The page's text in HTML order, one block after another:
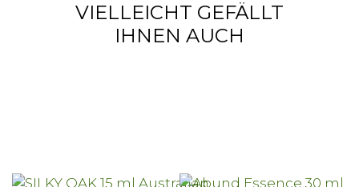
VIELLEICHT GEFÄLLT
IHNEN AUCH